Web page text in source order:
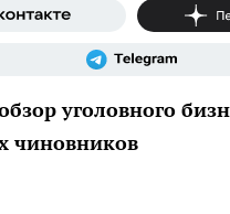
уголовного
чиновников